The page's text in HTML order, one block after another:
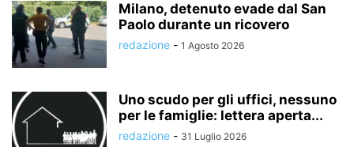
Milano, detenuto evade dal San
Paolo durante un ricovero
redazione - 1 Agosto 2026
Uno scudo per gli uffici, nessuno
per le famiglie: lettera aperta...
redazione - 31 Luglio 2026